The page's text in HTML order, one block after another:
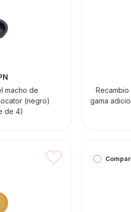
macho de
(negro)
de 4)
gama